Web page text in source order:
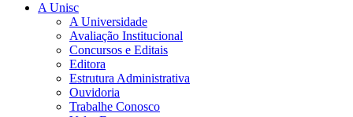
A Unisc
A Universidade
Avaliação Institucional
Concursos e Editais
Editora
Estrutura Administrativa
Ouvidoria
Trabalhe Conosco